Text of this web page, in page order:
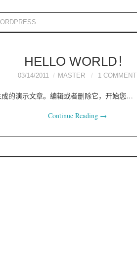
HELLO WORLD！
03/14/2011 MASTER 1 COMMENT
成的演示文章。编辑或者删除它，开始您…
Continue Reading →